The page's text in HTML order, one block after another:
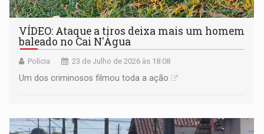
VÍDEO: Ataque a tiros deixa mais um homem
baleado no Cai N'Àgua
Polícia 23 de Julho de 2026 às 18:08
Um dos criminosos filmou toda a ação